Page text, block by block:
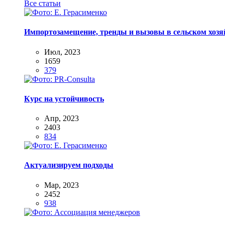
Все статьи
Импортозамещение, тренды и вызовы в сельском
Июл, 2023
1659
379
Курс на устойчивость
Апр, 2023
2403
834
Актуализируем подходы
Мар, 2023
2452
938